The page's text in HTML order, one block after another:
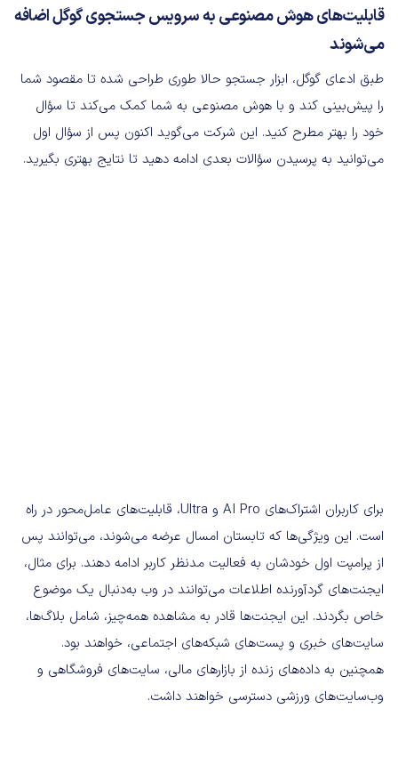
قابلیت‌های هوش مصنوعی به سرویس جستجوی گوگل اضافه
می‌شوند
طبق ادعای گوگل، ابزار جستجو حالا طوری طراحی شده تا مقصود شما
را پیش‌بینی کند و با هوش مصنوعی به شما کمک می‌کند تا سؤال
خود را بهتر مطرح کنید. این شرکت می‌گوید اکنون پس از سؤال اول
می‌توانید به پرسیدن سؤالات بعدی ادامه دهید تا نتایج بهتری بگیرید.
برای کاربران اشتراک‌های AI Pro و Ultra، قابلیت‌های عامل‌محور در راه
است. این ویژگی‌ها که تابستان امسال عرضه می‌شوند، می‌توانند پس
از پرامپت اول خودشان به فعالیت مدنظر کاربر ادامه دهند. برای مثال،
ایجنت‌های گردآورنده اطلاعات می‌توانند در وب به‌دنبال یک موضوع
خاص بگردند. این ایجنت‌ها قادر به مشاهده همه‌چیز، شامل بلاگ‌ها،
سایت‌های خبری و پست‌های شبکه‌های اجتماعی، خواهند بود.
همچنین به داده‌های زنده از بازارهای مالی، سایت‌های فروشگاهی و
وب‌سایت‌های ورزشی دسترسی خواهند داشت.